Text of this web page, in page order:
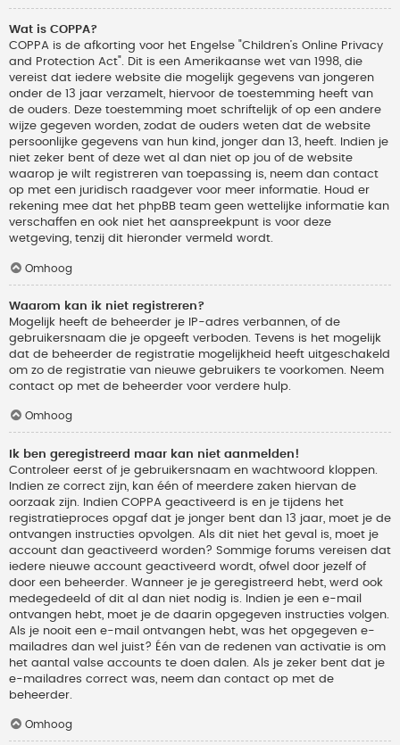
Wat is COPPA?
COPPA is de afkorting voor het Engelse "Children’s Online Privacy
and Protection Act". Dit is een Amerikaanse wet van 1998, die
vereist dat iedere website die mogelijk gegevens van jongeren
onder de 13 jaar verzamelt, hiervoor de toestemming heeft van
de ouders. Deze toestemming moet schriftelijk of op een andere
wijze gegeven worden, zodat de ouders weten dat de website
persoonlijke gegevens van hun kind, jonger dan 13, heeft. Indien je
niet zeker bent of deze wet al dan niet op jou of de website
waarop je wilt registreren van toepassing is, neem dan contact
op met een juridisch raadgever voor meer informatie. Houd er
rekening mee dat het phpBB team geen wettelijke informatie kan
verschaffen en ook niet het aanspreekpunt is voor deze
wetgeving, tenzij dit hieronder vermeld wordt.
Omhoog
Waarom kan ik niet registreren?
Mogelijk heeft de beheerder je IP-adres verbannen, of de
gebruikersnaam die je opgeeft verboden. Tevens is het mogelijk
dat de beheerder de registratie mogelijkheid heeft uitgeschakeld
om zo de registratie van nieuwe gebruikers te voorkomen. Neem
contact op met de beheerder voor verdere hulp.
Omhoog
Ik ben geregistreerd maar kan niet aanmelden!
Controleer eerst of je gebruikersnaam en wachtwoord kloppen.
Indien ze correct zijn, kan één of meerdere zaken hiervan de
oorzaak zijn. Indien COPPA geactiveerd is en je tijdens het
registratieproces opgaf dat je jonger bent dan 13 jaar, moet je de
ontvangen instructies opvolgen. Als dit niet het geval is, moet je
account dan geactiveerd worden? Sommige forums vereisen dat
iedere nieuwe account geactiveerd wordt, ofwel door jezelf of
door een beheerder. Wanneer je je geregistreerd hebt, werd ook
medegedeeld of dit al dan niet nodig is. Indien je een e-mail
ontvangen hebt, moet je de daarin opgegeven instructies volgen.
Als je nooit een e-mail ontvangen hebt, was het opgegeven e-
mailadres dan wel juist? Één van de redenen van activatie is om
het aantal valse accounts te doen dalen. Als je zeker bent dat je
e-mailadres correct was, neem dan contact op met de
beheerder.
Omhoog